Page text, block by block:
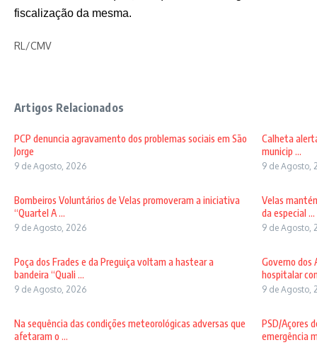
fiscalização da mesma.
RL/CMV
Artigos Relacionados
PCP denuncia agravamento dos problemas sociais em São
Jorge
9 de Agosto, 2026
Calheta
municip ...
9 de Agosto,
Bombeiros Voluntários de Velas promoveram a iniciativa
“Quartel A ...
9 de Agosto, 2026
Velas
da especial ...
9 de Agosto,
Poça dos Frades e da Preguiça voltam a hastear a
bandeira “Quali ...
9 de Agosto, 2026
Governo dos
hospitalar
9 de Agosto,
Na sequência das condições meteorológicas adversas que
afetaram o ...
PSD/Açores
emergência